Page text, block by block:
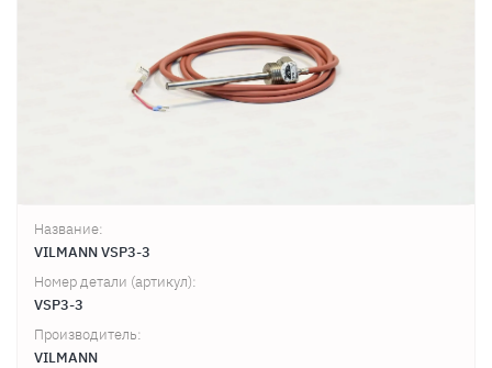
Название:
VILMANN VSP3-3
Номер детали (артикул):
VSP3-3
Производитель:
VILMANN